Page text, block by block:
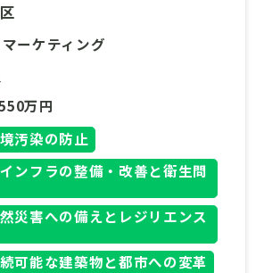
ートラルな社会の実現」、そ
ちの快適な生活環境を維持」
来の人口構造や環境に合わせ
くりの支援を行っています。
や自然環境の将来予測、そし
ビックデータを活用した未来
らの我々の生活をより快適に
るでしょう。SDGsの達成を
グ技術で支える“グリーンジ
ーケティング
万円
汚染の防止
ンフラの整備・改善と衛生問
災害への備えとレジリエンス
可能な建築物と都市への変革